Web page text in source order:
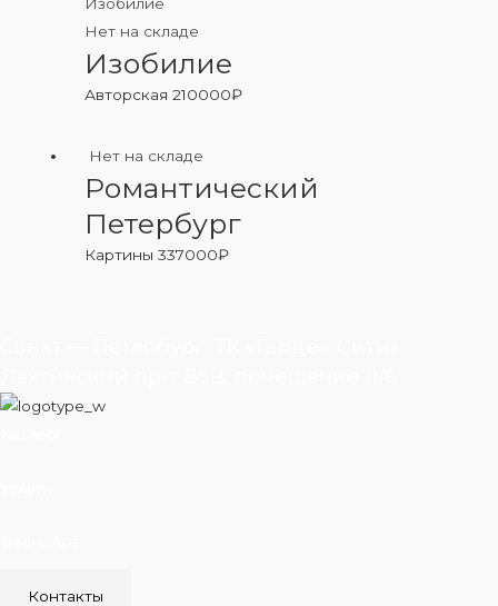
Нет на складе
Изобилие
Авторская210000₽
Нет на складе
Романтический
Петербург
Картины337000₽
Контакты